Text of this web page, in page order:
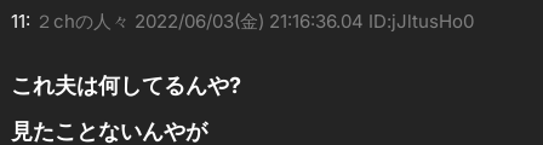
11: ２chの人々 2022/06/03(金) 21:16:36.04 ID:jJltusHo0
これ夫は何してるんや?
見たことないんやが